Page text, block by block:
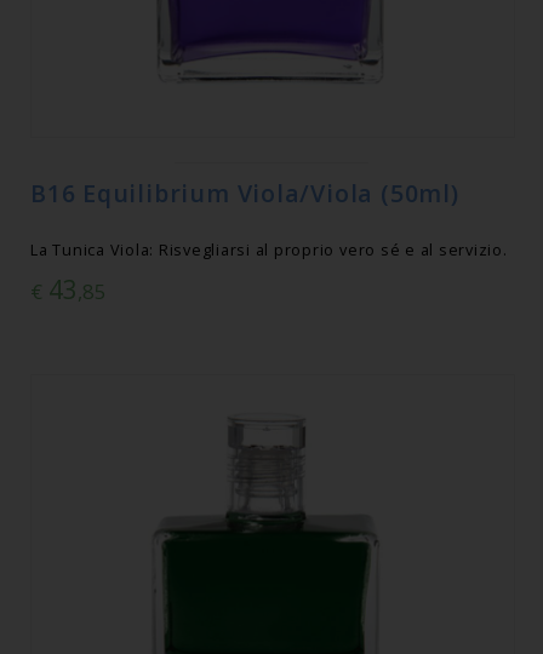
B16 Equilibrium Viola/Viola (50ml)
La Tunica Viola: Risvegliarsi al proprio vero sé e al servizio.
€ 43,85